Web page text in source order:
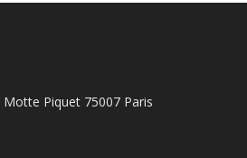
Piquet 75007 Paris